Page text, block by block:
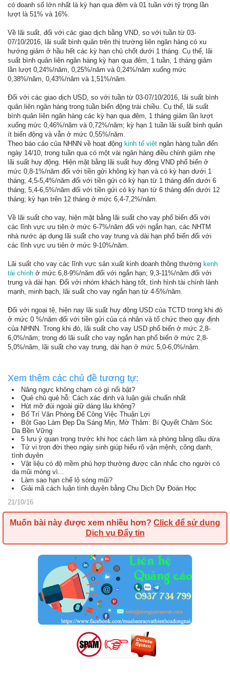
có doanh số lớn nhất là kỳ hạn qua đêm và 01 tuần với tỷ trọng lần
lượt là 51% và 16%.
Về lãi suất, đối với các giao dịch bằng VND, so với tuần từ 03-
07/10/2016, lãi suất bình quân trên thị trường liên ngân hàng có xu
hướng giảm ở hầu hết các kỳ hạn chủ chốt dưới 1 tháng. Cụ thể, lãi
suất bình quân liên ngân hàng kỳ hạn qua đêm, 1 tuần, 1 tháng giảm
lần lượt 0,24%/năm, 0,25%/năm và 0,24%/năm xuống mức
0,38%/năm, 0,43%/năm và 1,51%/năm.
Đối với các giao dịch USD, so với tuần từ 03-07/10/2016, lãi suất bình
quân liên ngân hàng trong tuần biến động trái chiều. Cụ thể, lãi suất
bình quân liên ngân hàng các kỳ hạn qua đêm, 1 tháng giảm lần lượt
xuống mức 0,46%/năm và 0,72%/năm; kỳ hạn 1 tuần lãi suất bình quân
ít biến động và vẫn ở mức 0,55%/năm.
Theo báo cáo của NHNN về hoạt động kinh tế việt ngân hàng tuần đến
ngày 14/10, trong tuần qua có một vài ngân hàng điều chỉnh giảm nhẹ
lãi suất huy động. Hiện mặt bằng lãi suất huy động VND phổ biến ở
mức 0,8-1%/năm đối với tiền gửi không kỳ hạn và có kỳ hạn dưới 1
tháng; 4,5-5,4%/năm đối với tiền gửi có kỳ hạn từ 1 tháng đến dưới 6
tháng; 5,4-6,5%/năm đối với tiền gửi có kỳ hạn từ 6 tháng đến dưới 12
tháng; kỳ hạn trên 12 tháng ở mức 6,4-7,2%/năm.
Về lãi suất cho vay, hiện mặt bằng lãi suất cho vay phổ biến đối với
các lĩnh vực ưu tiên ở mức 6-7%/năm đối với ngắn hạn, các NHTM
nhà nước áp dụng lãi suất cho vay trung và dài hạn phổ biến đối với
các lĩnh vực ưu tiên ở mức 9-10%/năm.
Lãi suất cho vay các lĩnh vực sản xuất kinh doanh thông thường kenh
tài chính ở mức 6,8-9%/năm đối với ngắn hạn; 9,3-11%/năm đối với
trung và dài hạn. Đối với nhóm khách hàng tốt, tình hình tài chính lành
mạnh, minh bạch, lãi suất cho vay ngắn hạn từ 4-5%/năm.
Đối với ngoại tệ, hiện nay lãi suất huy động USD của TCTD trong khi đó
ở mức 0 %/năm đối với tiền gửi của cá nhân và tổ chức theo quy định
của NHNN. Trong khi đó, lãi suất cho vay USD phổ biến ở mức 2,8-
6,0%/năm; trong đó lãi suất cho vay ngắn hạn phổ biến ở mức 2,8-
5,0%/năm, lãi suất cho vay trung, dài hạn ở mức 5,0-6,0%/năm.
Xem thêm các chủ đề tương tự:
Nâng ngực không chạm có gì nổi bật?
Quẻ chủ quẻ hỗ: Cách xác định và luận giải chuẩn nhất
Hút mỡ đùi ngoài giữ dáng lâu không?
Bố Trí Văn Phòng Để Công Việc Thuận Lợi
Bột Gạo Làm Đẹp Da Sáng Mịn, Mờ Thâm: Bí Quyết Chăm Sóc
Da Bền Vững
5 lưu ý quan trọng trước khi học cách làm xà phòng bằng dầu dừa
Tử vi trọn đời theo ngày sinh giúp hiểu rõ vận mệnh, công danh,
tình duyên
Vật liệu có độ mềm phù hợp thường được cân nhắc cho người có
da mũi mỏng vì...
Làm sao hạn chế lộ sóng mũi?
Giải mã cách luận tình duyên bằng Chu Dịch Dự Đoán Học
21/10/16
Muốn bài này được xem nhiều hơn? Click để sử dụng
Dịch vụ Đẩy tin